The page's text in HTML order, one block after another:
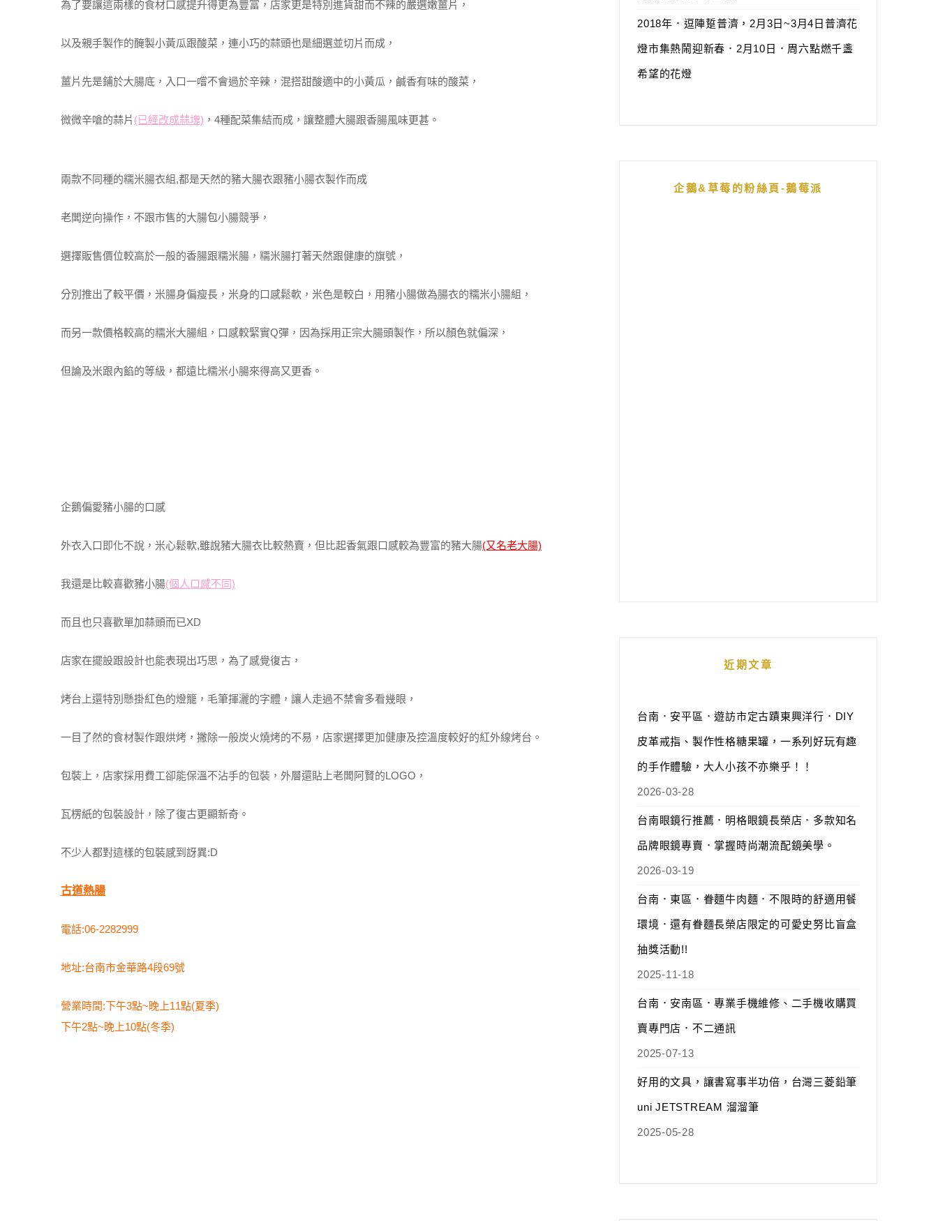
為了要讓這兩樣的食材口感提升得更為豐富，店家更是特別進貨甜而不辣的嚴選嫩薑片，
以及親手製作的醃製小黃瓜跟酸菜，連小巧的蒜頭也是細選並切片而成，
薑片先是鋪於大腸底，入口一嚐不會過於辛辣，混搭甜酸適中的小黃瓜，鹹香有味的酸菜，
微微辛嗆的蒜片 (已經改成蒜塊) ，4種配菜集結而成，讓整體大腸跟香腸風味更甚。
兩款不同種的糯米腸衣組,都是天然的豬大腸衣跟豬小腸衣製作而成
老闆逆向操作，不跟市售的大腸包小腸競爭，
選擇販售價位較高於一般的香腸跟糯米腸，糯米腸打著天然跟健康的旗號，
分別推出了較平價，米腸身偏瘦長，米身的口感鬆軟，米色是較白，用豬小腸做為腸衣的糯米小腸組，
而另一款價格較高的糯米大腸組，口感較緊實Q彈，因為採用正宗大腸頭製作，所以顏色就偏深，
但論及米跟內餡的等級，都遠比糯米小腸來得高又更香。
企鵝偏愛豬小腸的口感
外衣入口即化不說，米心鬆軟,雖說豬大腸衣比較熱賣，但比起香氣跟口感較為豐富的豬大腸(又名老大腸)
我還是比較喜歡豬小腸(個人口感不同)
而且也只喜歡單加蒜頭而已XD
店家在擺設跟設計也能表現出巧思，為了感覺復古，
烤台上還特別懸掛紅色的燈籠，毛筆揮灑的字體，讓人走過不禁會多看幾眼，
一目了然的食材製作跟烘烤，撇除一般炭火燒烤的不易，店家選擇更加健康及控溫度較好的紅外線烤台。
包裝上，店家採用費工卻能保溫不沾手的包裝，外層還貼上老闆阿賢的LOGO，
瓦楞紙的包裝設計，除了復古更顯新奇。
不少人都對這樣的包裝感到訝異:D
古道熱腸
電話:06-2282999
地址:台南市金華路4段69號
營業時間:下午3點~晚上11點(夏季)
下午2點~晚上10點(冬季)
2018年．逗陣踅普濟，2月3日~3月4日普濟花
燈市集熱鬧迎新春．2月10日．周六點燃千盞
希望的花燈
企鵝&草莓的粉絲頁-鵝莓派
近期文章
台南．安平區．遊訪市定古蹟東興洋行．DIY
皮革戒指、製作性格糖果罐，一系列好玩有趣
的手作體驗，大人小孩不亦樂乎！！
2026-03-28
台南眼鏡行推薦．明格眼鏡長榮店．多款知名
品牌眼鏡專賣．掌握時尚潮流配鏡美學。
2026-03-19
台南．東區．眷麵牛肉麵．不限時的舒適用餐
環境．還有眷麵長榮店限定的可愛史努比盲盒
抽獎活動!!
2025-11-18
台南．安南區．專業手機維修、二手機收購買
賣專門店．不二通訊
2025-07-13
好用的文具，讓書寫事半功倍，台灣三菱鉛筆
uni JETSTREAM 溜溜筆
2025-05-28